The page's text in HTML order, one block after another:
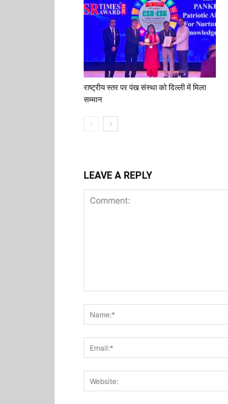
राष्ट्रीय स्तर पर पंख संस्था को दिल्ली में मिला
सम्मान
LEAVE A REPLY